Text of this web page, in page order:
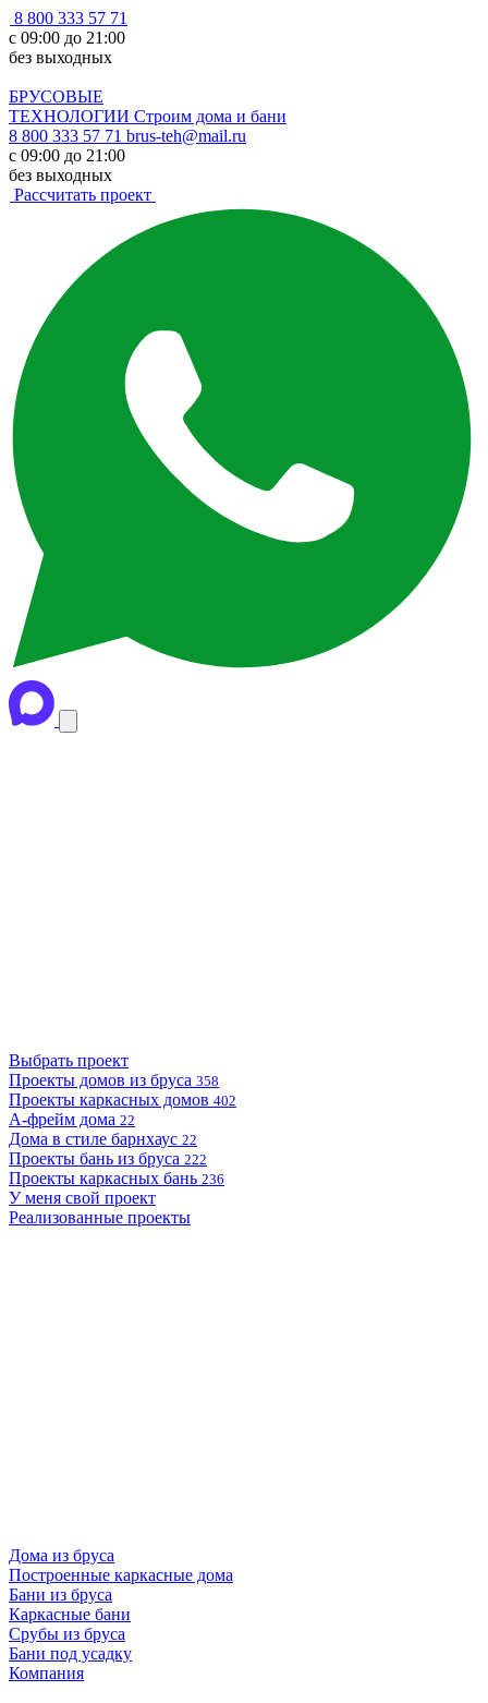
8 800 333 57 71
с 09:00 до 21:00
без выходных
БРУСОВЫЕ
ТЕХНОЛОГИИ Строим дома и бани
8 800 333 57 71 brus-teh@mail.ru
с 09:00 до 21:00
без выходных
Рассчитать проект
Выбрать проект
Проекты домов из бруса 358
Проекты каркасных домов 402
А-фрейм дома 22
Дома в стиле барнхаус 22
Проекты бань из бруса 222
Проекты каркасных бань 236
У меня свой проект
Реализованные проекты
Дома из бруса
Построенные каркасные дома
Бани из бруса
Каркасные бани
Срубы из бруса
Бани под усадку
Компания